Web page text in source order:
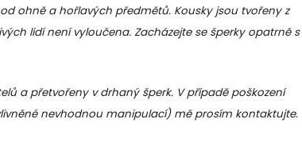
ohně a hořlavých předmětů. Kousky jsou tvořeny z
lidí není vyloučena. Zacházejte se šperky opatrně s
a přetvořeny v drhaný šperk. V případě poškození
nevhodnou manipulací) mě prosím kontaktujte.